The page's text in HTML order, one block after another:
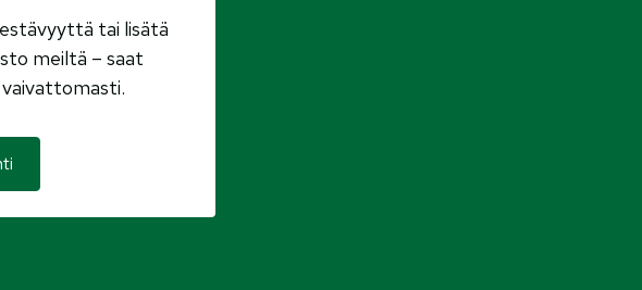
tai lisätä
meiltä – saat
vaivattomasti.